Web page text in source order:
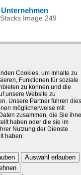
Unternehmen
|Impressum
auf dem Laufenden:
Cookies, um Inhalte zu
Funktionen für soziale
zu können und die
unsere Website zu
Unsere Partner führen
möglicherweise mit
zusammen, die Sie
haben oder die sie im
Nutzung der Dienste
haben.
Auswahl erlauben